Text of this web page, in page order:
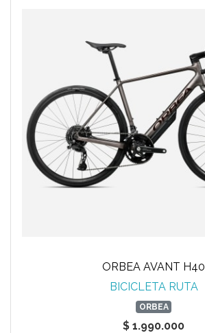
ORBEA AVANT H40
BICICLETA RUTA
ORBEA
$ 1.990.000